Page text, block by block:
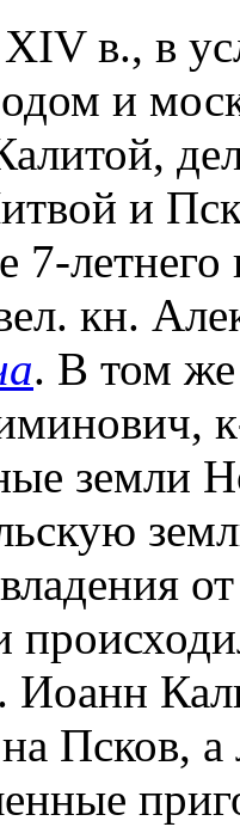
в., в
и
и
7-
кн.
. В том же
земли
Иоанн
Псков,